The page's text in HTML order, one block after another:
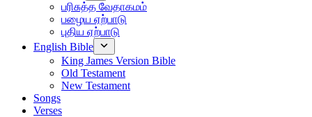
பரிசுத்த வேதாகமம்
பழைய ஏற்பாடு
புதிய ஏற்பாடு
English Bible
King James Version Bible
Old Testament
New Testament
Songs
Verses